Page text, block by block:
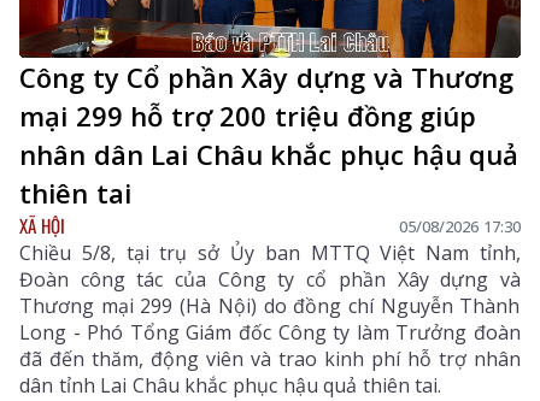
Công ty Cổ phần Xây dựng và Thương
mại 299 hỗ trợ 200 triệu đồng giúp
nhân dân Lai Châu khắc phục hậu quả
thiên tai
XÃ HỘI 05/08/2026 17:30
Chiều 5/8, tại trụ sở Ủy ban MTTQ Việt Nam tỉnh,
Đoàn công tác của Công ty cổ phần Xây dựng và
Thương mại 299 (Hà Nội) do đồng chí Nguyễn Thành
Long - Phó Tổng Giám đốc Công ty làm Trưởng đoàn
đã đến thăm, động viên và trao kinh phí hỗ trợ nhân
dân tỉnh Lai Châu khắc phục hậu quả thiên tai.